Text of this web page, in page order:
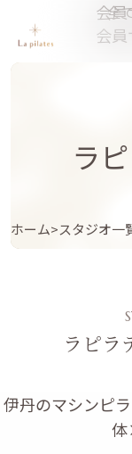
ラ
ホーム スタジオ一
ラピラ
伊丹のマシンピ
会全
会